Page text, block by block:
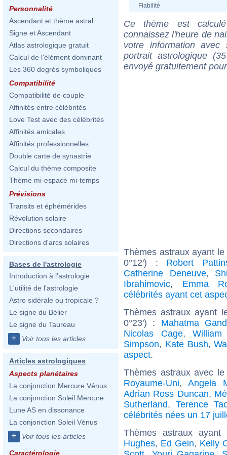
Personnalité
Ascendant et thème astral
Signe et Ascendant
Atlas astrologique gratuit
Calcul de l'élément dominant
Les 360 degrés symboliques
Compatibilité
Compatibilité de couple
Affinités entre célébrités
Love Test avec des célébrités
Affinités amicales
Affinités professionnelles
Double carte de synastrie
Calcul du thème composite
Thème mi-espace mi-temps
Prévisions
Transits et éphémérides
Révolution solaire
Directions secondaires
Directions d'arcs solaires
Bases de l'astrologie
Introduction à l'astrologie
L'utilité de l'astrologie
Astro sidérale ou tropicale ?
Le signe du Bélier
Le signe du Taureau
+ Voir tous les articles
Articles astrologiques
Aspects planétaires
La conjonction Mercure Vénus
La conjonction Soleil Mercure
Lune AS en dissonance
La conjonction Soleil Vénus
+ Voir tous les articles
Caractérologie
Fiabilité
Ce thème est
connaissez l'heure de
votre information
portrait astrologique
envoyé gratuitement
Thèmes astraux ayant
0°12') : Robert
Catherine Deneuve,
Ibrahimovic, Emma
célébrités ayant cet
Thèmes astraux ayant
0°23') : Mahatma
Nicolas Cage, William
Simpson, Kate Bush,
aspect.
Thèmes astraux avec
Royaume-Uni, Angela
Adrian Ross Duncan,
Sutherland, Terence
célébrités nées un 17
Thèmes astraux
Hughes, Ed Gein, Kelly